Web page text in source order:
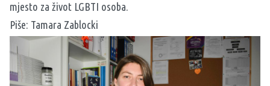
mjesto za život LGBTI osoba.
Piše: Tamara Zablocki